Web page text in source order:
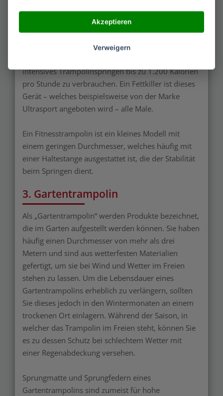
Ihre Kondition verbessern oder abnehmen
möchten, kann das Training mit einem
Fitnesstrampolin sich als perfekte Möglichkeit
erweisen. Glaubt man den Angaben verschiedener
intensives Trampolinspringen bis zu 1.200 Kalorien
pro Stunde zu verbrauchen. Ein Fettkiller ist dieses
Gerät – welches beispielsweise von der Marke
Ultrasport angeboten wird – alle Male.
Ein Fitnesstrampolin ist ein kleines Modell mit
einem geringen Durchmesser, welches häufig mit
einer Haltestange ausgestattet ist, die der Stabilität
beim Springen dient.
3. Gartentrampolin
Als „Gartentrampolin“ werden Produkte bezeichnet,
die im Garten aufgestellt werden können. Sie haben
häufig einen Durchmesser von mehr als drei
Metern und sind aus wetterfesten Materialien
gefertigt, um sie bei Wind und Wetter im Freien
stehen zu lassen. Um die Lebensdauer eines
Gartentrampolins erheblich zu verlängern, sollten
Sie dieses jedoch in den Wintermonaten an einem
trockenen Ort einlagern. Während der Saison, in
welcher das Trampolin im Freien steht, können Sie
es zu dessen Schutz bei schlechtem Wetter mit
einer Regenabdeckung versehen.
Sprungmatte und Sprungfedern eines
Gartentrampolins sind zumeist für hohe
Akzeptieren
Verweigern